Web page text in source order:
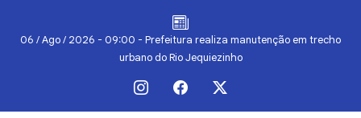
06 / Ago / 2026 - 09:00 - Prefeitura realiza manutenção em trecho
urbano do Rio Jequiezinho